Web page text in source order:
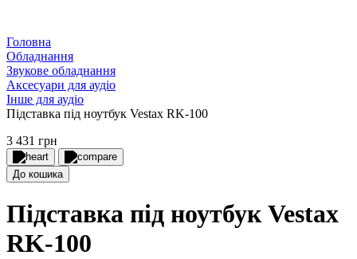
Головна
Обладнання
Звукове обладнання
Аксесуари для аудіо
Інше для аудіо
Підставка під ноутбук Vestax RK-100
3 431 грн
До кошика
Підставка під ноутбук Vestax
RK-100